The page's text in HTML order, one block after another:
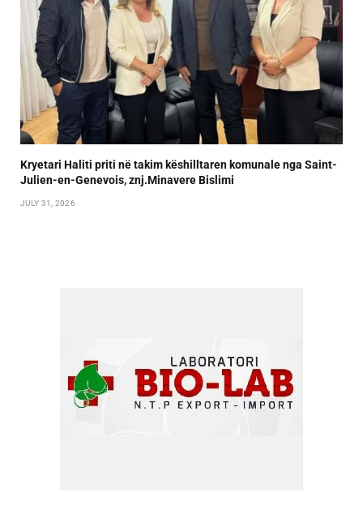
Kryetari Haliti priti në takim këshilltaren komunale nga Saint-
Julien-en-Genevois, znj.Minavere Bislimi
JULY 31, 2026